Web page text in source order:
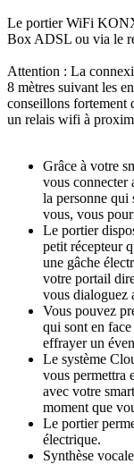
Le portier WiFi
Box ADSL ou via le
Attention : La
8 mètres suivant les
conseillons fortement
un relais wifi à
Grâce à votre
vous connecter
la personne qui
vous, vous
Le portier
petit récepteur
une gâche
votre portail
vous dialoguez
Vous pouvez
qui sont en
effrayer un
Le système
vous permettra
avec votre
moment que
Le portier
électrique.
Synthèse